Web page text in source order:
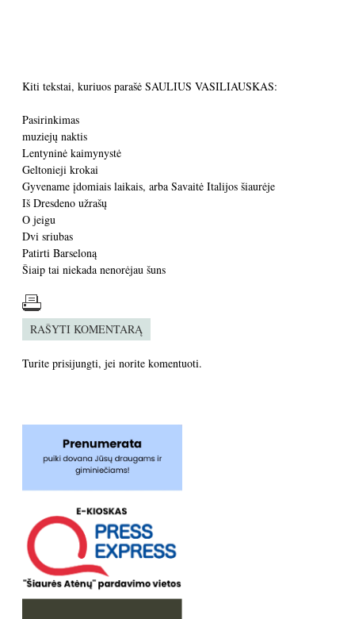
Kiti tekstai, kuriuos parašė SAULIUS VASILIAUSKAS:
Pasirinkimas
muziejų naktis
Lentyninė kaimynystė
Geltonieji krokai
Gyvename įdomiais laikais, arba Savaitė Italijos šiaurėje
Iš Dresdeno užrašų
O jeigu
Dvi sriubas
Patirti Barseloną
Šiaip tai niekada nenorėjau šuns
RAŠYTI KOMENTARĄ
Turite prisijungti, jei norite komentuoti.